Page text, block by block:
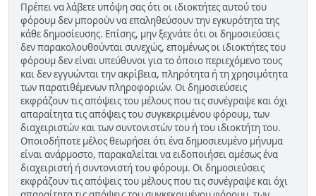
Πρέπει να λάβετε υπόψη σας ότι οι ιδιοκτήτες αυτού του
φόρουμ δεν μπορούν να επαληθεύσουν την εγκυρότητα της
κάθε δημοσίευσης. Επίσης, μην ξεχνάτε ότι οι δημοσιεύσεις
δεν παρακολουθούνται συνεχώς, επομένως οι ιδιοκτήτες του
φόρουμ δεν είναι υπεύθυνοι για το όποιο περιεχόμενο τους
και δεν εγγυώνται την ακρίβεια, πληρότητα ή τη χρησιμότητα
των παρατιθέμενων πληροφοριών. Οι δημοσιεύσεις
εκφράζουν τις απόψεις του μέλους που τις συνέγραψε και όχι
απαραίτητα τις απόψεις του συγκεκριμένου φόρουμ, των
διαχειριστών και των συντονιστών του ή του ιδιοκτήτη του.
Οποιοδήποτε μέλος θεωρήσει ότι ένα δημοσιευμένο μήνυμα
είναι ανάρμοστο, παρακαλείται να ειδοποιήσει αμέσως ένα
διαχειριστή ή συντονιστή του φόρουμ. Οι δημοσιεύσεις
εκφράζουν τις απόψεις του μέλους που τις συνέγραψε και όχι